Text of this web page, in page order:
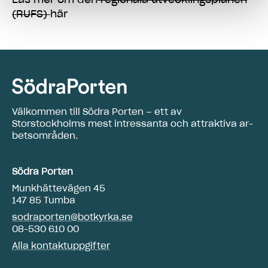
(RUFS)här
Välkommen till Södra Porten – ett av
Storstockholms mest intressanta och attraktiva ar­
betsområden.
Södra Porten
Munkhättevägen 45
147 85 Tumba
sodraporten@botkyrka.se
08-530 610 00
Alla kontaktuppgifter